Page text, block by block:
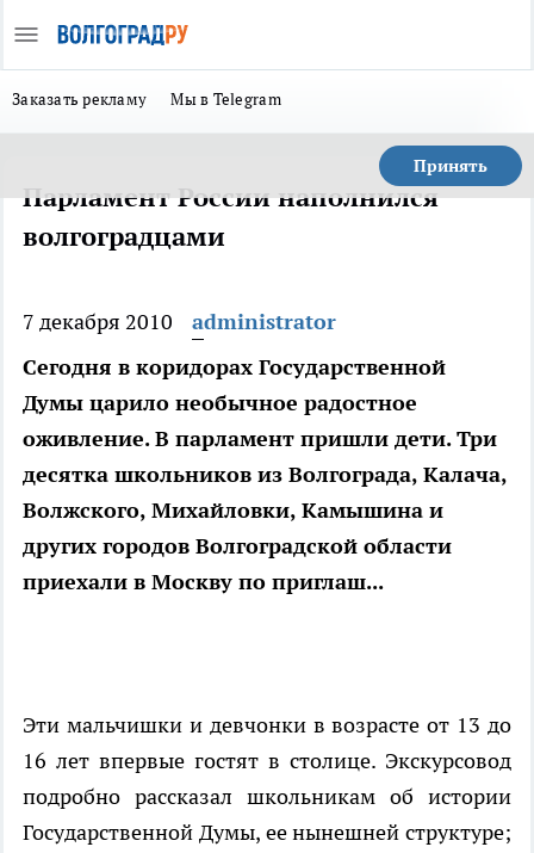
Заказать рекламу Мы в Telegram
Принять
Парламент России наполнился
волгоградцами
7 декабря 2010
administrator
Сегодня в коридорах Государственной
Думы царило необычное радостное
оживление. В парламент пришли дети. Три
десятка школьников из Волгограда, Калача,
Волжского, Михайловки, Камышина и
других городов Волгоградской области
приехали в Москву по приглаш...
Эти мальчишки и девчонки в возрасте от 13 до
16 лет впервые гостят в столице. Экскурсовод
подробно рассказал школьникам об истории
Государственной Думы, ее нынешней структуре;